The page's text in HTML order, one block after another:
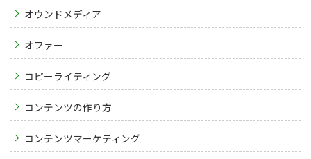
オウンドメディア
オファー
コピーライティング
コンテンツの作り方
コンテンツマーケティング